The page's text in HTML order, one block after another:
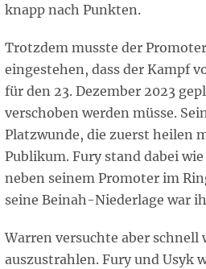
knapp nach Punkten.
Trotzdem musste der
eingestehen, dass der Kampf
für den 23. Dezember 2023
verschoben werden müsse.
Platzwunde, die zuerst heilen
Publikum. Fury stand dabei
neben seinem Promoter im
seine Beinah-Niederlage war
Warren versuchte aber schnell
auszustrahlen. Fury und Usyk